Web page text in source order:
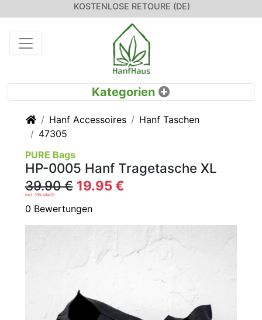
KOSTENLOSE RETOURE (DE)
Startseite
Hanf Accessoires
Hanf Taschen
47305
PURE Bags
HP-0005 Hanf Tragetasche XL
39.90 € 19.95 €
inkl. 19% MwSt.
0 Bewertungen